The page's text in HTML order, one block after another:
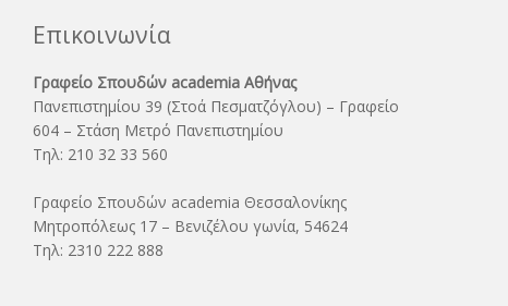
Επικοινωνία
Γραφείο Σπουδών academia Αθήνας
Πανεπιστημίου 39 (Στοά Πεσματζόγλου) – Γραφείο
604 – Στάση Μετρό Πανεπιστημίου
Τηλ: 210 32 33 560
Γραφείο Σπουδών academia Θεσσαλονίκης
Μητροπόλεως 17 – Βενιζέλου γωνία, 54624
Τηλ: 2310 222 888